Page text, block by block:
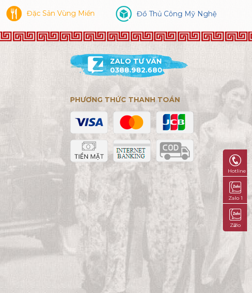
Đặc Sản Vùng Miền Đồ Thủ Công Mỹ Nghệ
ZALO TƯ VẤN
0388.982.680
PHƯƠNG THỨC THANH TOÁN
Hotline
Zalo 1
Zalo 2